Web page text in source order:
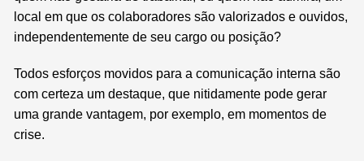
local em que os colaboradores são valorizados e ouvidos,
independentemente de seu cargo ou posição?
Todos esforços movidos para a comunicação interna são
com certeza um destaque, que nitidamente pode gerar
uma grande vantagem, por exemplo, em momentos de
crise.